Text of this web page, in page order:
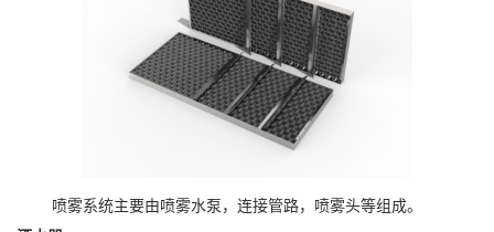
喷雾系统主要由喷雾水泵，连接管路，喷雾头等组成。